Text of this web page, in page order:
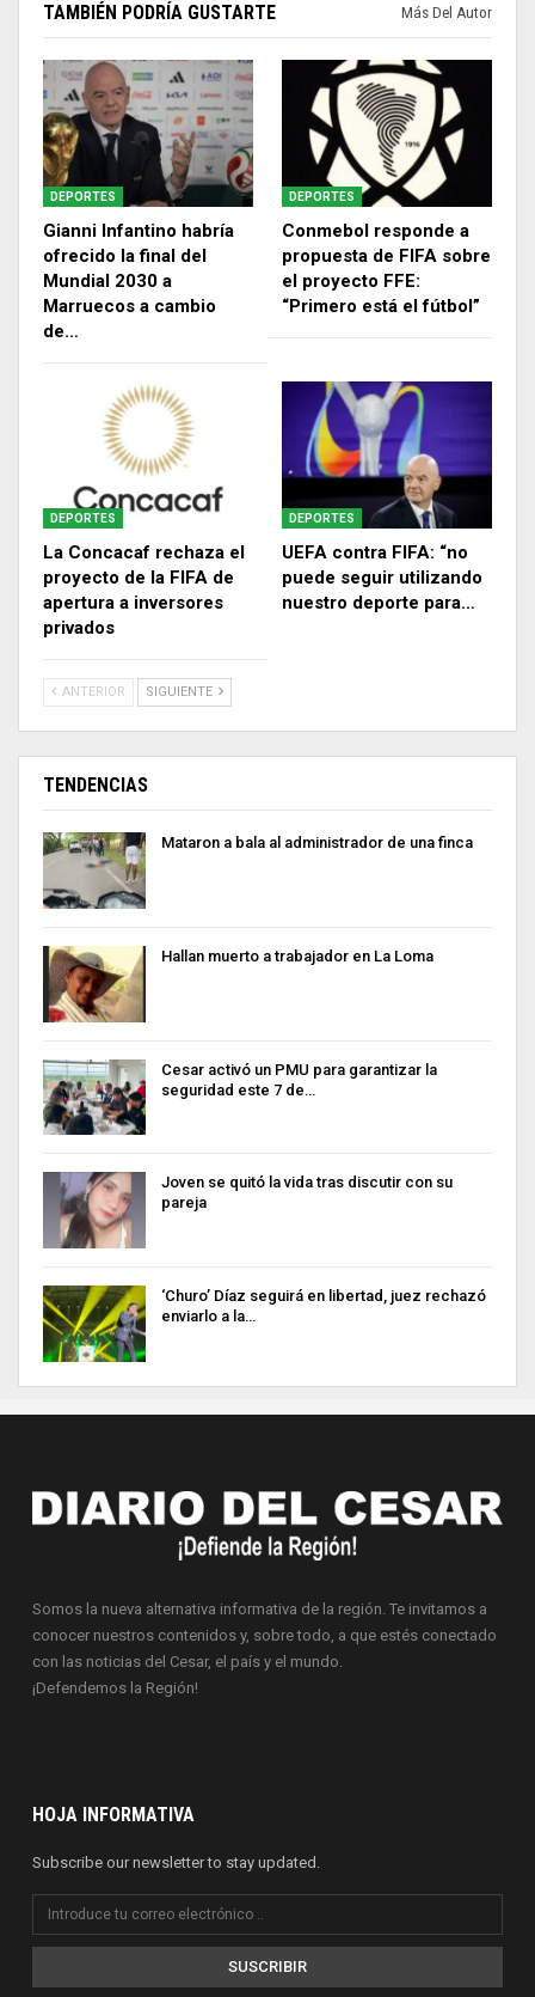
TAMBIÉN PODRÍA GUSTARTE Más Del Autor
DEPORTES
Gianni Infantino habría
ofrecido la final del
Mundial 2030 a
Marruecos a cambio
de…
DEPORTES
Conmebol responde a
propuesta de FIFA sobre
el proyecto FFE:
“Primero está el fútbol”
DEPORTES
La Concacaf rechaza el
proyecto de la FIFA de
apertura a inversores
privados
DEPORTES
UEFA contra FIFA: “no
puede seguir utilizando
nuestro deporte para…
ANTERIOR SIGUIENTE
TENDENCIAS
Mataron a bala al administrador de una finca
Hallan muerto a trabajador en La Loma
Cesar activó un PMU para garantizar la
seguridad este 7 de…
Joven se quitó la vida tras discutir con su
pareja
‘Churo’ Díaz seguirá en libertad, juez rechazó
enviarlo a la…
Somos la nueva alternativa informativa de la región. Te invitamos a
conocer nuestros contenidos y, sobre todo, a que estés conectado
con las noticias del Cesar, el país y el mundo.
¡Defendemos la Región!
HOJA INFORMATIVA
Subscribe our newsletter to stay updated.
SUSCRIBIR